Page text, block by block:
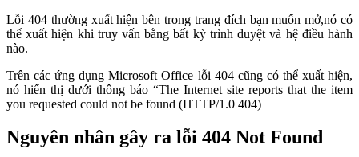
Lỗi 404 thường xuất hiện bên trong trang đích bạn muốn mở,nó có
thể xuất hiện khi truy vấn bằng bất kỳ trình duyệt và hệ điều hành
nào.
Trên các ứng dụng Microsoft Office lỗi 404 cũng có thể xuất hiện,
nó hiển thị dưới thông báo “The Internet site reports that the item
you requested could not be found (HTTP/1.0 404)
Nguyên nhân gây ra lỗi 404 Not Found